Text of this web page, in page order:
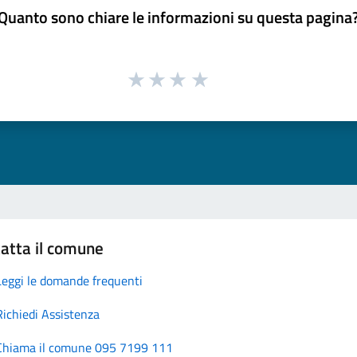
sono chiare le informazioni su questa
il comune
le domande frequenti
Assistenza
il comune 095 7199 111